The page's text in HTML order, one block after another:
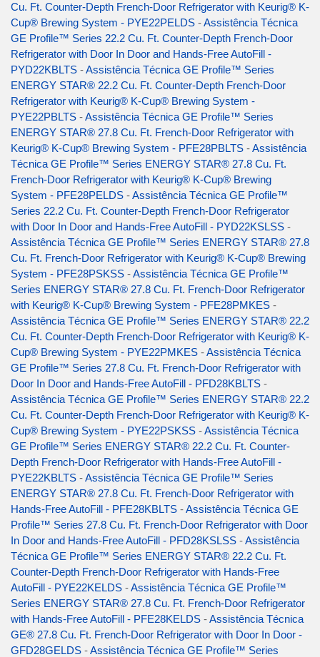
Cu. Ft. Counter-Depth French-Door Refrigerator with Keurig® K-
Cup® Brewing System - PYE22PELDS -Assistência Técnica
GE Profile™ Series 22.2 Cu. Ft. Counter-Depth French-Door
Refrigerator with Door In Door and Hands-Free AutoFill -
PYD22KBLTS -Assistência Técnica GE Profile™ Series
ENERGY STAR® 22.2 Cu. Ft. Counter-Depth French-Door
Refrigerator with Keurig® K-Cup® Brewing System -
PYE22PBLTS -Assistência Técnica GE Profile™ Series
ENERGY STAR® 27.8 Cu. Ft. French-Door Refrigerator with
Keurig® K-Cup® Brewing System - PFE28PBLTS -Assistência
Técnica GE Profile™ Series ENERGY STAR® 27.8 Cu. Ft.
French-Door Refrigerator with Keurig® K-Cup® Brewing
System - PFE28PELDS -Assistência Técnica GE Profile™
Series 22.2 Cu. Ft. Counter-Depth French-Door Refrigerator
with Door In Door and Hands-Free AutoFill - PYD22KSLSS -
Assistência Técnica GE Profile™ Series ENERGY STAR® 27.8
Cu. Ft. French-Door Refrigerator with Keurig® K-Cup® Brewing
System - PFE28PSKSS -Assistência Técnica GE Profile™
Series ENERGY STAR® 27.8 Cu. Ft. French-Door Refrigerator
with Keurig® K-Cup® Brewing System - PFE28PMKES -
Assistência Técnica GE Profile™ Series ENERGY STAR® 22.2
Cu. Ft. Counter-Depth French-Door Refrigerator with Keurig® K-
Cup® Brewing System - PYE22PMKES -Assistência Técnica
GE Profile™ Series 27.8 Cu. Ft. French-Door Refrigerator with
Door In Door and Hands-Free AutoFill - PFD28KBLTS -
Assistência Técnica GE Profile™ Series ENERGY STAR® 22.2
Cu. Ft. Counter-Depth French-Door Refrigerator with Keurig® K-
Cup® Brewing System - PYE22PSKSS -Assistência Técnica
GE Profile™ Series ENERGY STAR® 22.2 Cu. Ft. Counter-
Depth French-Door Refrigerator with Hands-Free AutoFill -
PYE22KBLTS -Assistência Técnica GE Profile™ Series
ENERGY STAR® 27.8 Cu. Ft. French-Door Refrigerator with
Hands-Free AutoFill - PFE28KBLTS -Assistência Técnica GE
Profile™ Series 27.8 Cu. Ft. French-Door Refrigerator with Door
In Door and Hands-Free AutoFill - PFD28KSLSS -Assistência
Técnica GE Profile™ Series ENERGY STAR® 22.2 Cu. Ft.
Counter-Depth French-Door Refrigerator with Hands-Free
AutoFill - PYE22KELDS -Assistência Técnica GE Profile™
Series ENERGY STAR® 27.8 Cu. Ft. French-Door Refrigerator
with Hands-Free AutoFill - PFE28KELDS -Assistência Técnica
GE® 27.8 Cu. Ft. French-Door Refrigerator with Door In Door -
GFD28GELDS -Assistência Técnica GE Profile™ Series